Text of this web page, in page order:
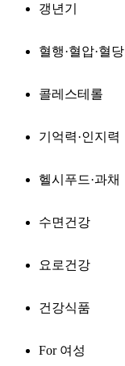
갱년기
혈행·혈압·혈당
콜레스테롤
기억력·인지력
헬시푸드·과채
수면건강
요로건강
건강식품
For 여성